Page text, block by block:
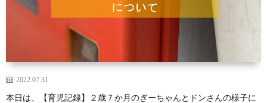
ズ
の
2022.07.31
本日は、【育児記録】２歳７か月のぎーちゃんとドンさんの様子に